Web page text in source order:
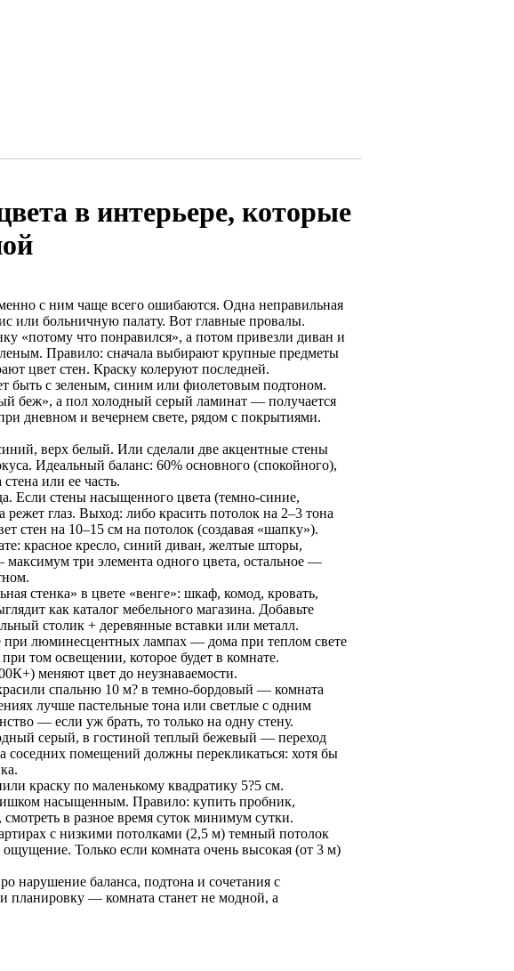
в интерьере, которые
с ним чаще всего ошибаются. Одна неправильная
или больничную палату. Вот главные провалы.
«потому что понравился», а потом привезли диван и
Правило: сначала выбирают крупные предметы
цвет стен. Краску колеруют последней.
быть с зеленым, синим или фиолетовым подтоном.
беж», а пол холодный серый ламинат — получается
дневном и вечернем свете, рядом с покрытиями.
верх белый. Или сделали две акцентные стены
Идеальный баланс: 60% основного (спокойного),
или ее часть.
Если стены насыщенного цвета (темно-синие,
глаз. Выход: либо красить потолок на 2–3 тона
стен на 10–15 см на потолок (создавая «шапку»).
красное кресло, синий диван, желтые шторы,
три элемента одного цвета, остальное —
стенка» в цвете «венге»: шкаф, комод, кровать,
как каталог мебельного магазина. Добавьте
столик + деревянные вставки или металл.
при люминесцентных лампах — дома при теплом свете
том освещении, которое будет в комнате.
меняют цвет до неузнаваемости.
спальню 10 м? в темно-бордовый — комната
лучше пастельные тона или светлые с одним
— если уж брать, то только на одну стену.
серый, в гостиной теплый бежевый — переход
соседних помещений должны перекликаться: хотя бы
краску по маленькому квадратику 5?5 см.
насыщенным. Правило: купить пробник,
в разное время суток минимум сутки.
с низкими потолками (2,5 м) темный потолок
ощущение. Только если комната очень высокая (от 3 м)
нарушение баланса, подтона и сочетания с
планировку — комната станет не модной, а